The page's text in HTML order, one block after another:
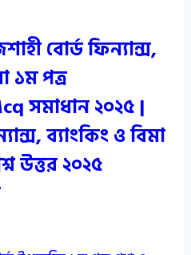
বোর্ড ফিন্যান্স,
১ম পত্র
সমাধান ২০২৫ |
ব্যাংকিং ও বিমা
উত্তর ২০২৫